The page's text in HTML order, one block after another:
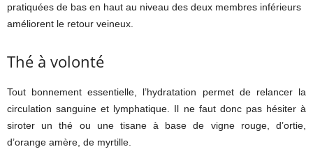
pratiquées de bas en haut au niveau des deux membres inférieurs
améliorent le retour veineux.
Thé à volonté
Tout bonnement essentielle, l’hydratation permet de relancer la
circulation sanguine et lymphatique. Il ne faut donc pas hésiter à
siroter un thé ou une tisane à base de vigne rouge, d’ortie,
d’orange amère, de myrtille.